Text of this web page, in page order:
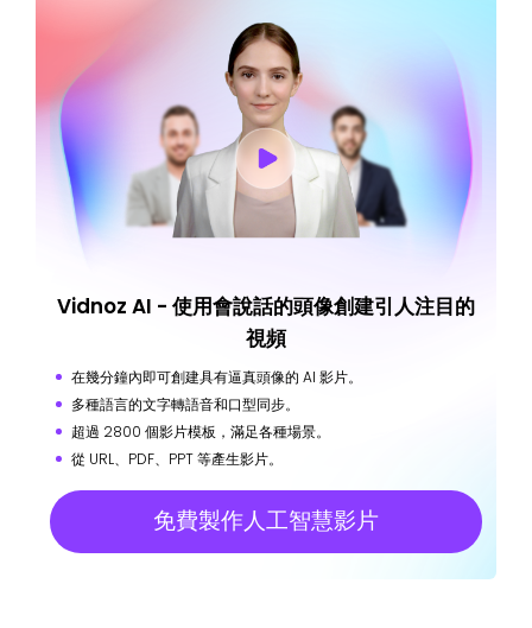
Vidnoz AI - 使用會說話的頭像創建引人注目的
視頻
在幾分鐘內即可創建具有逼真頭像的 AI 影片。
多種語言的文字轉語音和口型同步。
超過 2800 個影片模板，滿足各種場景。
從 URL、PDF、PPT 等產生影片。
免費製作人工智慧影片